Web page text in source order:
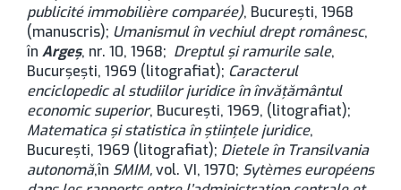
publicité immobilière comparée), București, 1968
(manuscris); Umanismul în vechiul drept românesc,
în Argeș, nr. 10, 1968; Dreptul și ramurile sale,
Bucurșești, 1969 (litografiat); Caracterul
enciclopedic al studiilor juridice în învățământul
economic superior, București, 1969, (litografiat);
Matematica și statistica în științele juridice,
București, 1969 (litografiat); Dietele în Transilvania
autonomă,în SMIM,vol. VI, 1970; Sytèmes européens